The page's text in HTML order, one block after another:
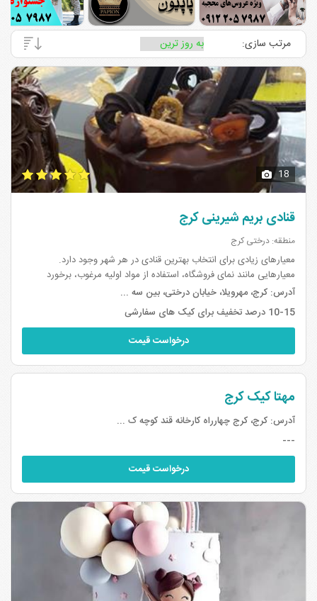
مرتب سازی:
18
قنادی بریم شیرینی کرج
منطقه: درختی کرج
معیارهای زیادی برای انتخاب بهترین قنادی در هر شهر وجود دارد.
معیارهایی مانند نمای فروشگاه، استفاده از مواد اولیه مرغوب، برخورد
پرسنل، استفاده از کارگران ماهر، دکوراسیون و طرح داخلی، فضای پارک
خودروی م...
آدرس: کرج، مهرویلا، خیابان درختی، بین سه ...
10-15 درصد تخفیف برای کیک های سفارشی
درخواست قیمت
مهتا کیک کرج
آدرس: کرج، کرج چهارراه کارخانه قند کوچه ک ...
---
درخواست قیمت